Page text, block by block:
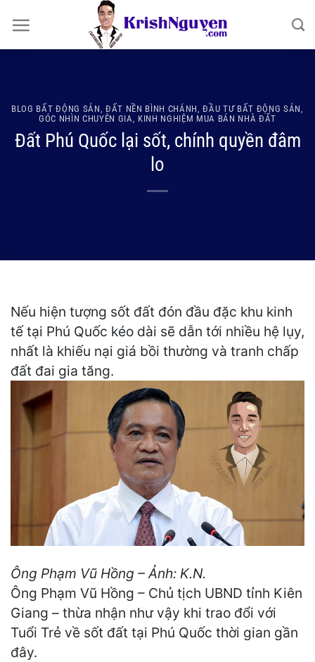
qua
nội
BLOG BẤT ĐỘNG SẢN ĐẤT NỀN BÌNH CHÁNH ,ĐẦU TƯ BẤT ĐỘNG SẢN
GÓC NHÌN CHUYÊN GIA
KINH NGHIỆM MUA BÁN NHÀ ĐẤT
Đất Phú Quốc lại sốt, chính quyền đâm
lo
Nếu hiện tượng sốt đất đón đầu đặc khu kinh
tế tại Phú Quốc kéo dài sẽ dẫn tới nhiều hệ lụy,
nhất là khiếu nại giá bồi thường và tranh chấp
đất đai gia tăng.
Ông Phạm Vũ Hồng – Ảnh: K.N.
Ông Phạm Vũ Hồng – Chủ tịch UBND tỉnh Kiên
Giang – thừa nhận như vậy khi trao đổi với
Tuổi Trẻ về sốt đất tại Phú Quốc thời gian gần
đây.